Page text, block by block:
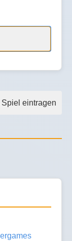
Spiel eintragen